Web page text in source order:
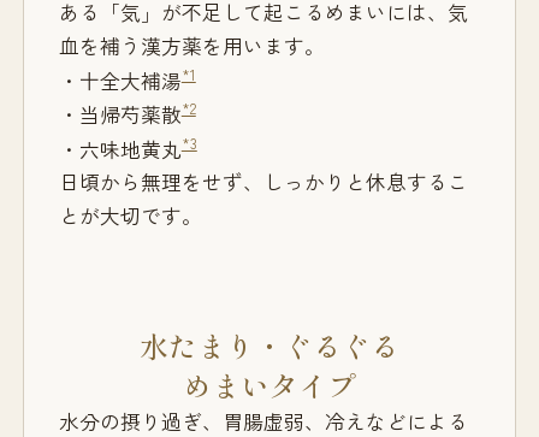
ある「気」が不足して起こるめまいには、気
血を補う漢方薬を用います。
・十全大補湯*1
・当帰芍薬散*2
・六味地黄丸*3
日頃から無理をせず、しっかりと休息するこ
とが大切です。
水たまり・ぐるぐる
めまいタイプ
水分の摂り過ぎ、胃腸虚弱、冷えなどによる